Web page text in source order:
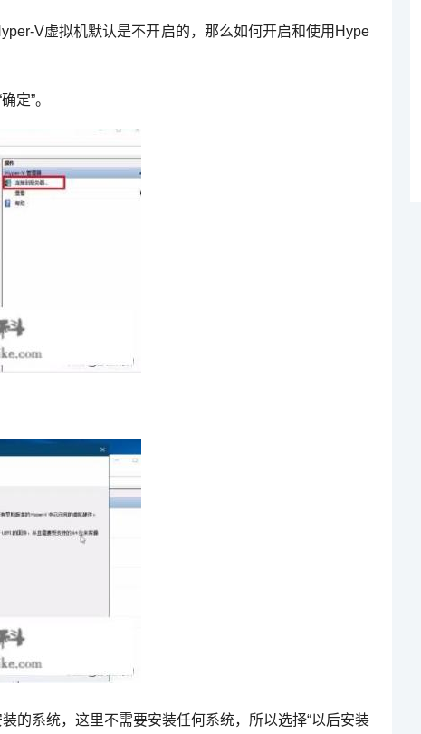
V虚拟机默认是不开启的，那么如何开启和使用Hype
定”。
的系统，这里不需要安装任何系统，所以选择“以后安装